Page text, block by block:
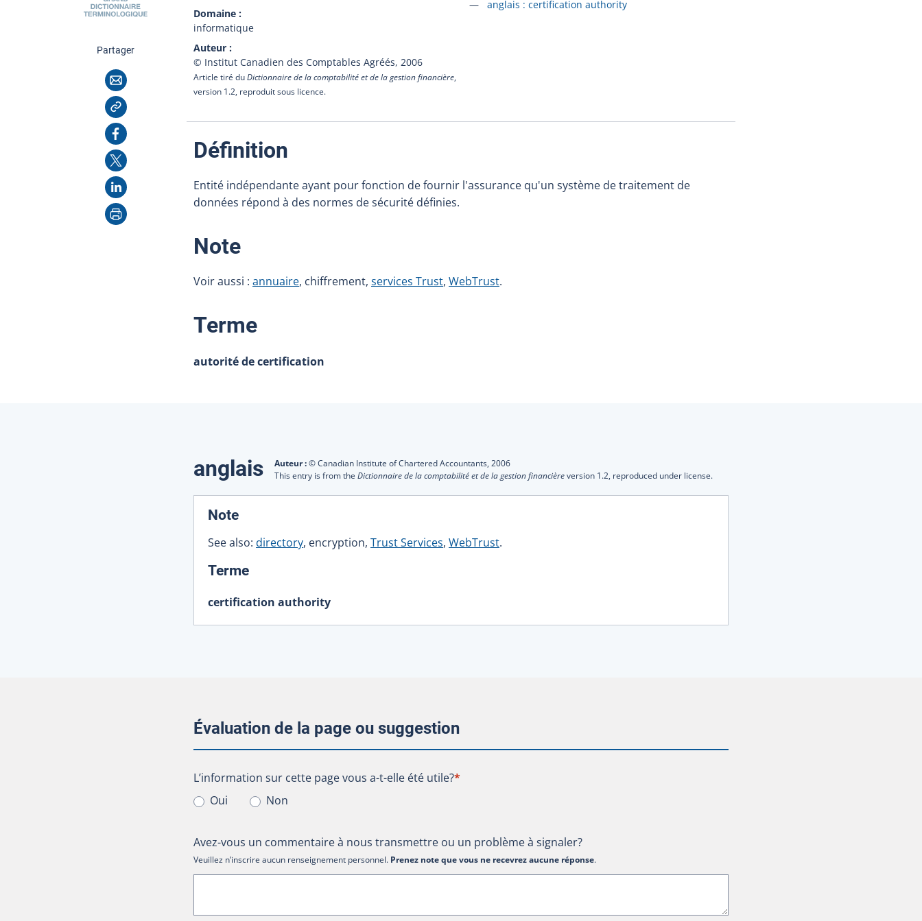
Domaine
informatique
Auteur
© Institut Canadien des Comptables Agréés, 2006
Article tiré duDictionnaire de la comptabilité et de la gestion financière,
version 1.2, reproduit sous licence.
Accéder à la fiche en
anglais : certification authority
Partagercette page
Courriel
Copier l'adresse
Facebook
X
LinkedIn
Imprimer
Définition
Entité indépendante ayant pour fonction de fournir l'assurance qu'un système de traitement de
données répond à des normes de sécurité définies.
Note:
Voir aussi : annuaire, chiffrement, services Trust, WebTrust.
Terme:
autorité de certification
Traductions
anglais Auteur :© Canadian Institute of Chartered Accountants, 2006
This entry is from the Dictionnaire de la comptabilité et de la gestion financièreversion 1.2, reproduced under license.
Note:
See also: directory, encryption, Trust Services, WebTrust.
Terme:
certification authority
Évaluation de la page ou suggestion
L’information sur cette page vous a-t-elle été utile?
L’information sur cette page vous a-t-elle été utile?*
Oui
Non
Avez-vous un commentaire à nous transmettre ou un problème à signaler?
Veuillez n’inscrire aucun renseignement personnel. Prenez note que vous ne recevrez aucune réponse.